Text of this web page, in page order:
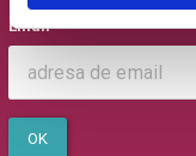
Email
OK